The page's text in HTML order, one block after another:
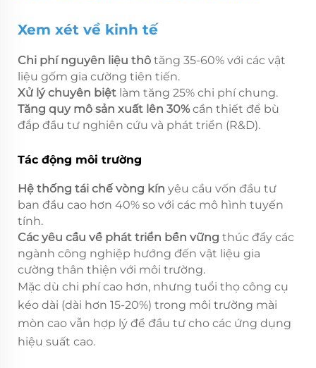
Xem xét về kinh tế
Chi phí nguyên liệu thô tăng 35-60% với các vật
liệu gốm gia cường tiên tiến.
Xử lý chuyên biệt làm tăng 25% chi phí chung.
Tăng quy mô sản xuất lên 30%cần thiết để bù
đắp đầu tư nghiên cứu và phát triển (R&D).
Tác động môi trường
Hệ thống tái chế vòng kín yêu cầu vốn đầu tư
ban đầu cao hơn 40% so với các mô hình tuyến
tính.
Các yêu cầu về phát triển bền vững thúc đẩy các
ngành công nghiệp hướng đến vật liệu gia
cường thân thiện với môi trường.
Mặc dù chi phí cao hơn, nhưng tuổi thọ công cụ
kéo dài (dài hơn 15-20%) trong môi trường mài
mòn cao vẫn hợp lý để đầu tư cho các ứng dụng
hiệu suất cao.